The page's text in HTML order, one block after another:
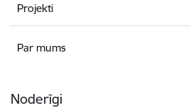
Projekti
Par mums
Noderīgi